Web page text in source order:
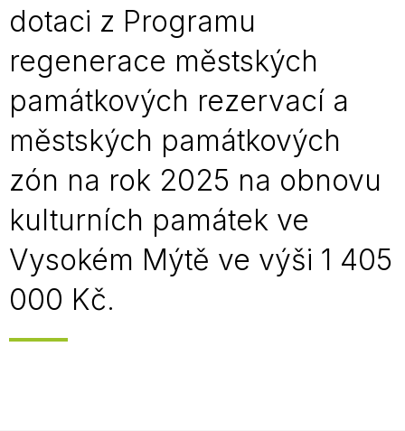
dotaci z Programu
regenerace městských
památkových rezervací a
městských památkových
zón na rok 2025 na obnovu
kulturních památek ve
Vysokém Mýtě ve výši 1 405
000 Kč.